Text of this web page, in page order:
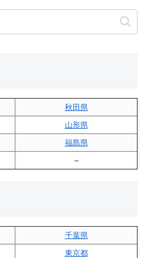
秋田県
山形県
福島県
–
千葉県
東京都